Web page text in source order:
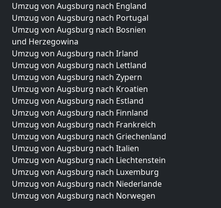
Umzug von Augsburg nach England
Umzug von Augsburg nach Portugal
Umzug von Augsburg nach Bosnien
und Herzegowina
Umzug von Augsburg nach Irland
Umzug von Augsburg nach Lettland
Umzug von Augsburg nach Zypern
Umzug von Augsburg nach Kroatien
Umzug von Augsburg nach Estland
Umzug von Augsburg nach Finnland
Umzug von Augsburg nach Frankreich
Umzug von Augsburg nach Griechenland
Umzug von Augsburg nach Italien
Umzug von Augsburg nach Liechtenstein
Umzug von Augsburg nach Luxemburg
Umzug von Augsburg nach Niederlande
Umzug von Augsburg nach Norwegen